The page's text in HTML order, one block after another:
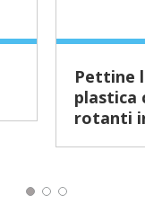
Pettine lineare in
plastica
rotanti